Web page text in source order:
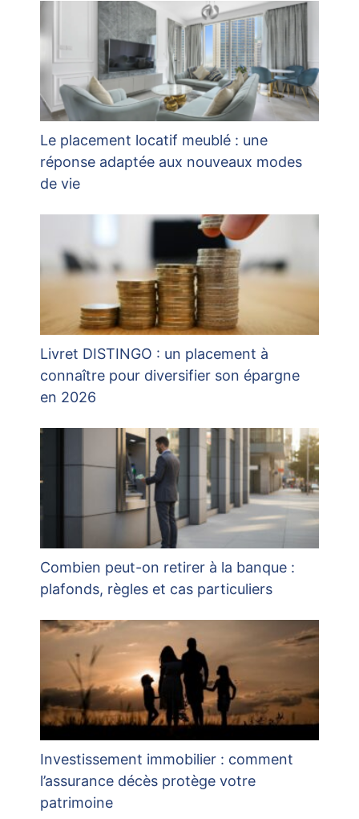
Le placement locatif meublé : une
réponse adaptée aux nouveaux modes
de vie
Livret DISTINGO : un placement à
connaître pour diversifier son épargne
en 2026
Combien peut-on retirer à la banque :
plafonds, règles et cas particuliers
Investissement immobilier : comment
l’assurance décès protège votre
patrimoine